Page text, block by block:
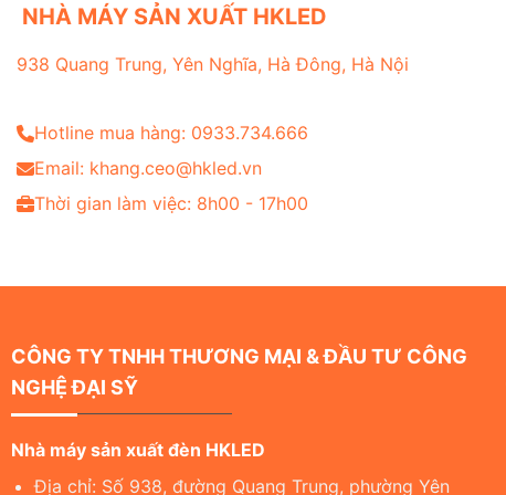
NHÀ MÁY SẢN XUẤT HKLED
938 Quang Trung, Yên Nghĩa, Hà Đông, Hà Nội
Hotline mua hàng: 0933.734.666
Email: khang.ceo@hkled.vn
Thời gian làm việc: 8h00 - 17h00
CÔNG TY TNHH THƯƠNG MẠI & ĐẦU TƯ CÔNG
NGHỆ ĐẠI SỸ
Nhà máy sản xuất đèn HKLED
Địa chỉ: Số 938, đường Quang Trung, phường Yên